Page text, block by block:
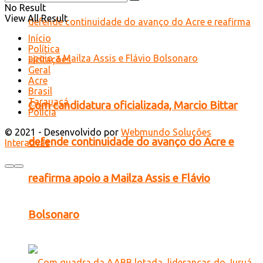
Com candidatura oficializada, Marcio Bittar
defende continuidade do avanço do Acre e
reafirma apoio a Mailza Assis e Flávio
Bolsonaro
No Result
View All Result
Início
Política
Licitações
Geral
Acre
Brasil
Tarauacá
Polícia
© 2021 - Desenvolvido por Webmundo Soluções
Interativas